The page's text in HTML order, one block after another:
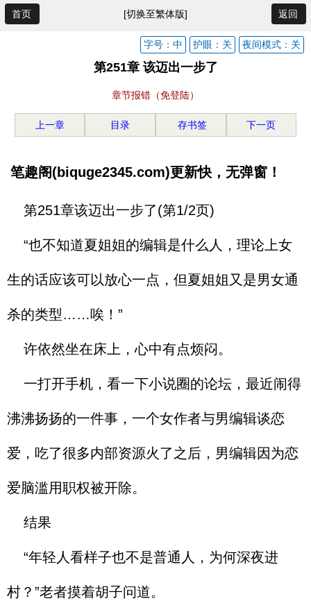
首页 [切换至繁体版] 返回
夜间模式：关
护眼：关
字号：中
第251章 该迈出一步了
章节报错（免登陆）
上一章 目录 存书签 下一页
笔趣阁(biquge2345.com)更新快，无弹窗！
第251章该迈出一步了(第1/2页)
“也不知道夏姐姐的编辑是什么人，理论上女
生的话应该可以放心一点，但夏姐姐又是男女通
杀的类型……唉！”
许依然坐在床上，心中有点烦闷。
一打开手机，看一下小说圈的论坛，最近闹得
沸沸扬扬的一件事，一个女作者与男编辑谈恋
爱，吃了很多内部资源火了之后，男编辑因为恋
爱脑滥用职权被开除。
结果
“年轻人看样子也不是普通人，为何深夜进
村？”老者摸着胡子问道。